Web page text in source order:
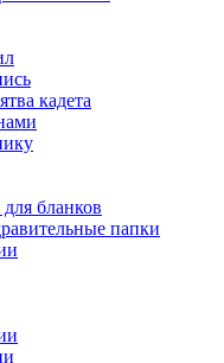
кадета
бланков
папки